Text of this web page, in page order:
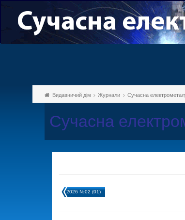
Видавничий дім Журнали Сучасна
Сучасна
2026 №02 (01)